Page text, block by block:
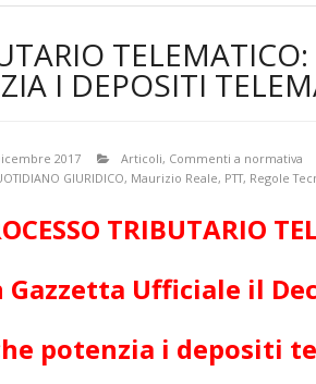
I DEPOSITI
2017 Articoli, Commenti a normativa
GIURIDICO, Maurizio Reale, PTT, Regole
TRIBUTARIO
Gazzetta Ufficiale il
potenzia i depositi